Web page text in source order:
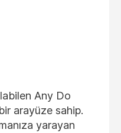
Any Do
arayüze sahip.
yarayan